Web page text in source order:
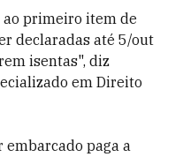
ao primeiro item de
declaradas até 5/out
isentas", diz
em Direito
embarcado paga a